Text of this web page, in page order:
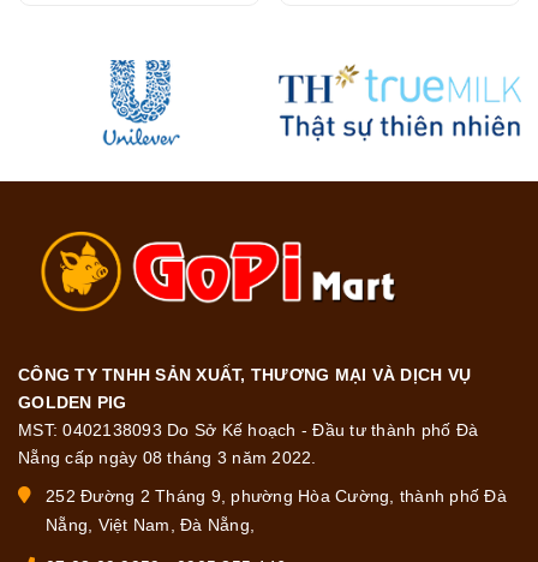
CÔNG TY TNHH SẢN XUẤT, THƯƠNG MẠI VÀ DỊCH VỤ
GOLDEN PIG
MST: 0402138093 Do Sở Kế hoạch - Đầu tư thành phố Đà
Nẵng cấp ngày 08 tháng 3 năm 2022.
252 Đường 2 Tháng 9, phường Hòa Cường, thành phố Đà
Nẵng, Việt Nam, Đà Nẵng,